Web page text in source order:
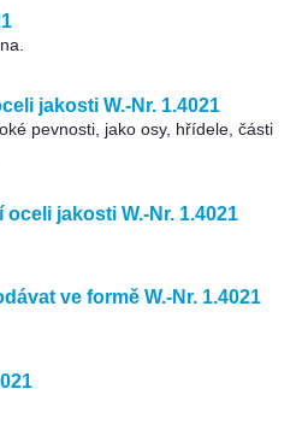
jakosti W.-Nr. 1.4021
pevnosti, jako osy, hřídele, části
jakosti W.-Nr. 1.4021
ve formě W.-Nr. 1.4021